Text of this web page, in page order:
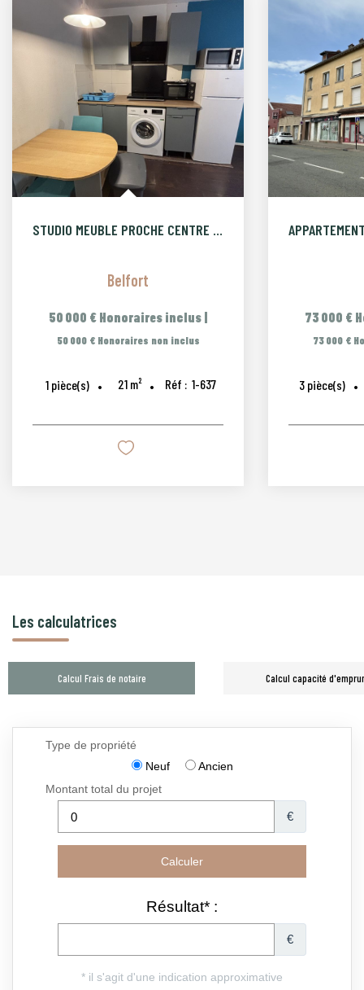
STUDIO MEUBLE PROCHE CENTRE VILLE BELFORT
Belfort
50 000 € Honoraires inclus |
50 000 € Honoraires non inclus
1 pièce(s) 21 m² Réf : 1-637
73 000 €
73 000 €
3 pièce(s)
Les calculatrices
Calcul Frais de notaire Calcul capacité